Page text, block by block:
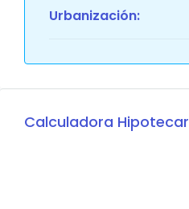
Urbanización:
Calculadora